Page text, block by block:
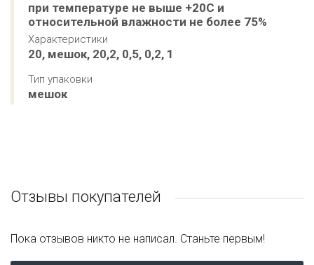
при температуре не выше +20С и
относительной влажности не более 75%
Характеристики
20, мешок, 20,2, 0,5, 0,2, 1
Тип упаковки
мешок
Отзывы покупателей
Пока отзывов никто не написал. Станьте первым!